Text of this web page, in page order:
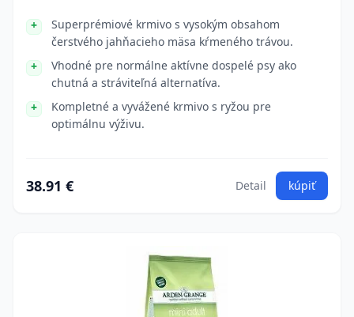
Superprémiové krmivo s vysokým obsahom
čerstvého jahňacieho mäsa kŕmeného trávou.
Vhodné pre normálne aktívne dospelé psy ako
chutná a stráviteľná alternatíva.
Kompletné a vyvážené krmivo s ryžou pre
optimálnu výživu.
38.91 € Detail kúpiť